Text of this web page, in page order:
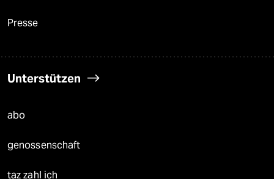
Presse
Unterstützen
abo
genossenschaft
taz zahl ich